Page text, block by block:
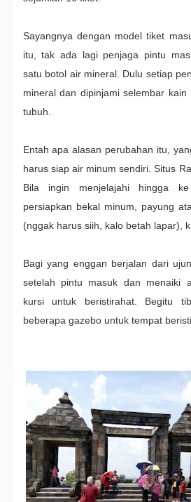
Sayangnya dengan model tiket
itu, tak ada lagi penjaga pintu
satu botol air mineral. Dulu setiap
mineral dan dipinjami selembar
tubuh.
Entah apa alasan perubahan itu,
harus siap air minum sendiri. Situs
Bila ingin menjelajahi hingga
persiapkan bekal minum, payung
(nggak harus siih, kalo betah lapar),
Bagi yang enggan berjalan dari
setelah pintu masuk dan menaiki
kursi untuk beristirahat. Begitu
beberapa gazebo untuk tempat